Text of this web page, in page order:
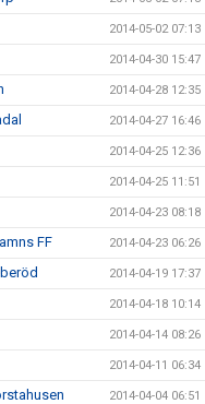
2014-05-02 07:13
2014-04-30 15:47
2014-04-28 12:35
2014-04-27 16:46
2014-04-25 12:36
2014-04-25 11:51
2014-04-23 08:18
FF 2014-04-23 06:26
2014-04-19 17:37
2014-04-18 10:14
2014-04-14 08:26
2014-04-11 06:34
2014-04-04 06:51